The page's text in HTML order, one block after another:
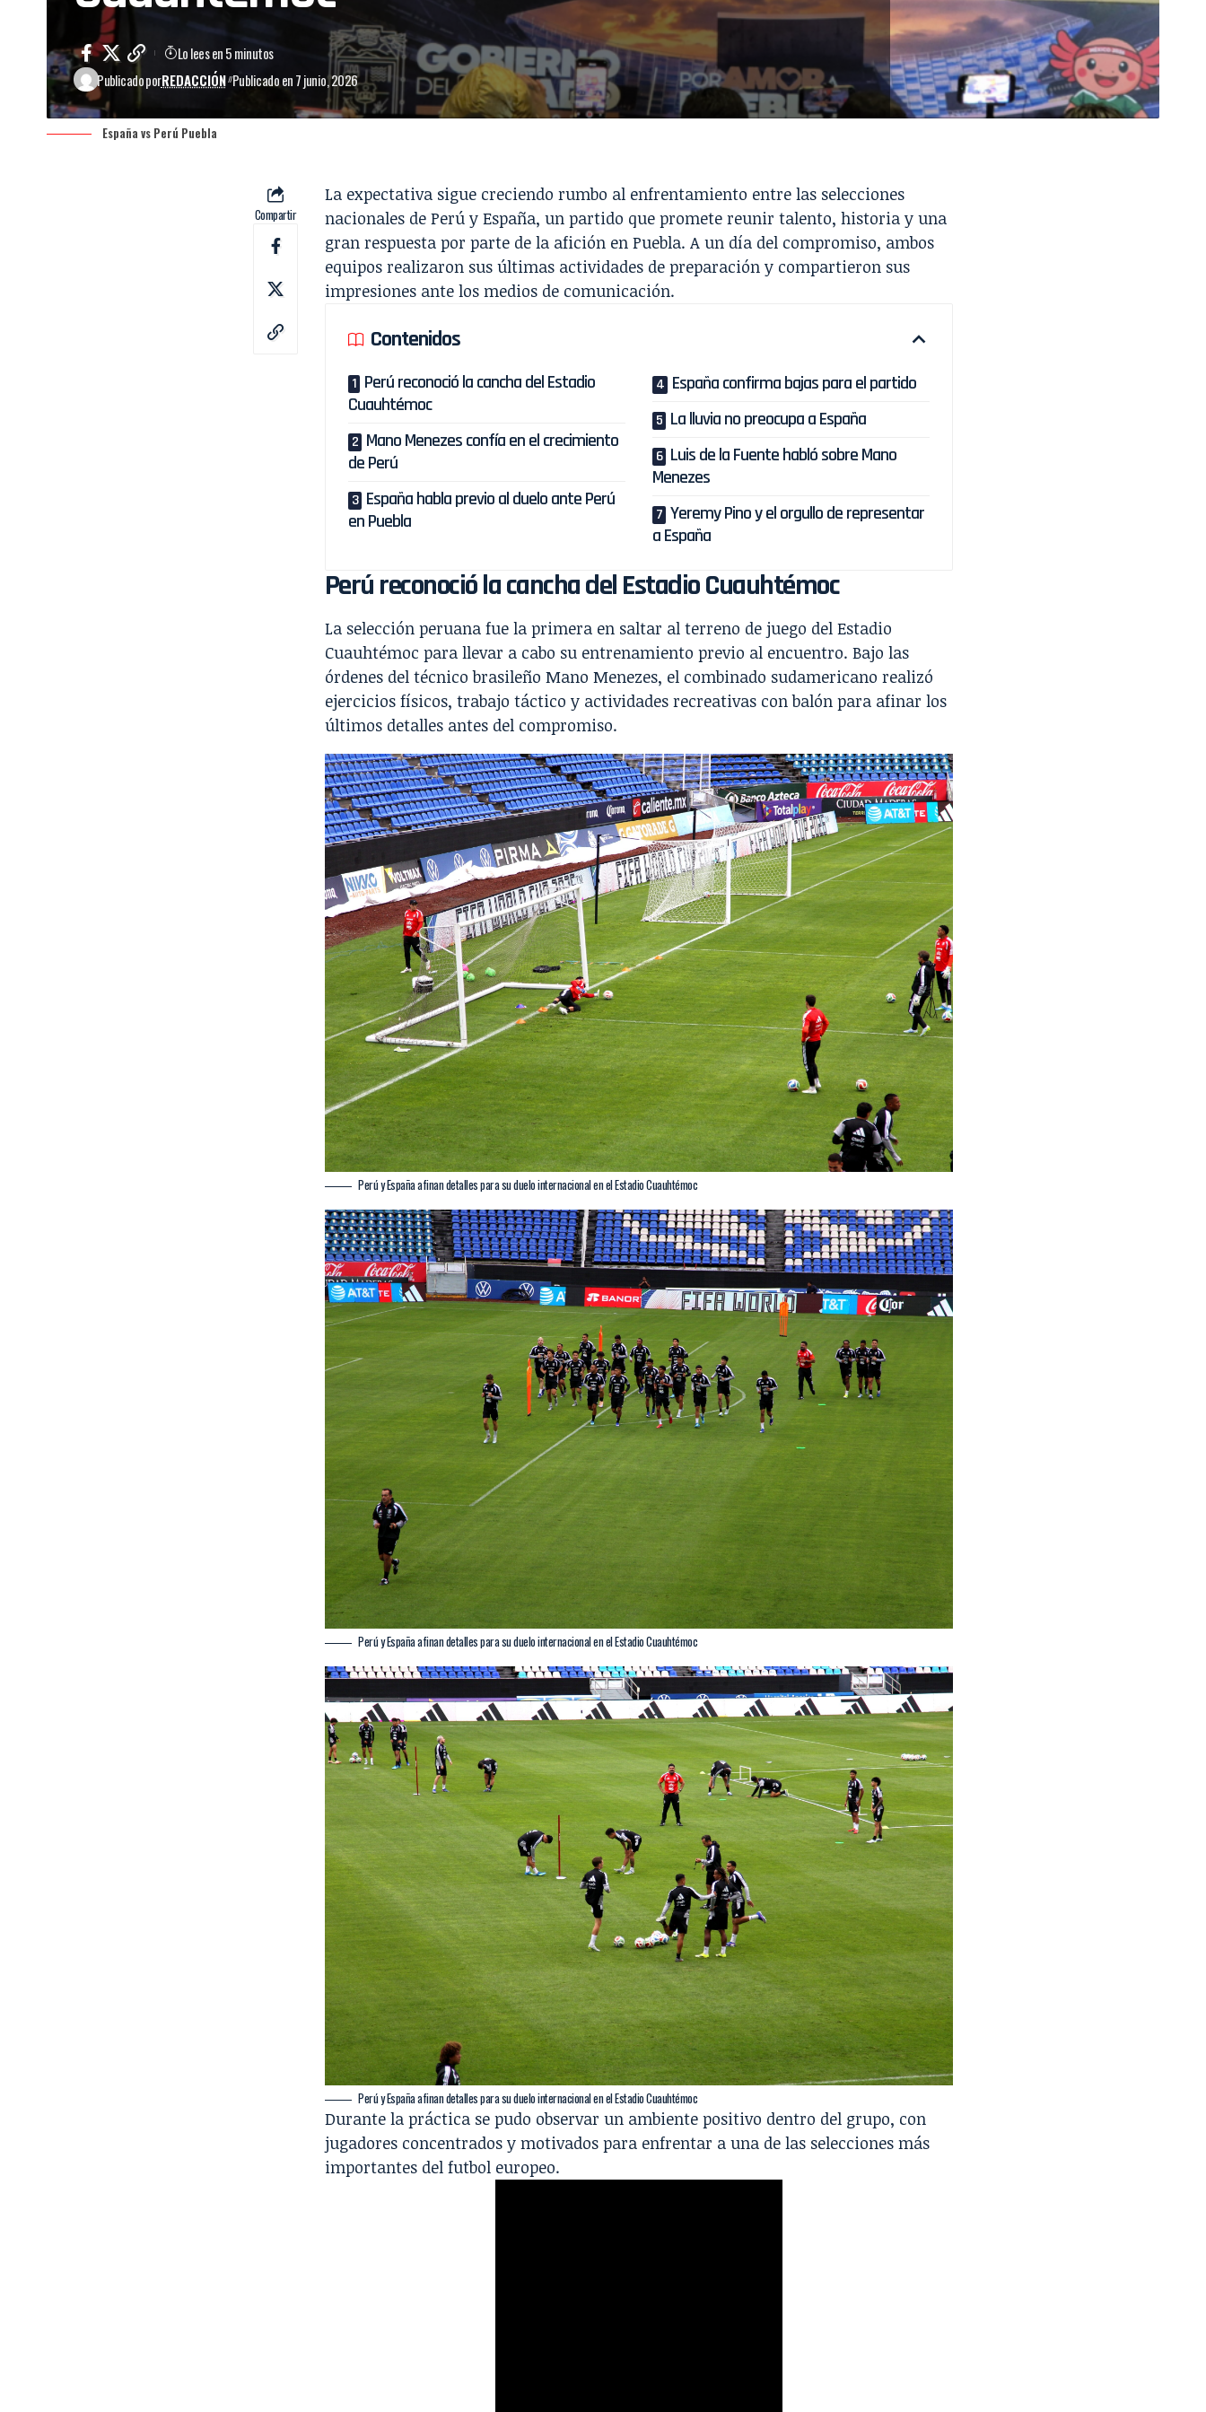
Publicado porREDACCIÓN Publicado en 7 junio, 2026
Lo lees en 5 minutos
España vs Perú Puebla
Compartir
La expectativa sigue creciendo rumbo al enfrentamiento entre las selecciones
nacionales de Perú y España, un partido que promete reunir talento, historia y una
gran respuesta por parte de la afición en Puebla. A un día del compromiso, ambos
equipos realizaron sus últimas actividades de preparación y compartieron sus
impresiones ante los medios de comunicación.
Contenidos
Perú reconoció la cancha del Estadio
Cuauhtémoc
Mano Menezes confía en el crecimiento
de Perú
España habla previo al duelo ante Perú
en Puebla
España confirma bajas para el partido
La lluvia no preocupa a España
Luis de la Fuente habló sobre Mano
Menezes
Yeremy Pino y el orgullo de representar
a España
Perú reconoció la cancha del Estadio Cuauhtémoc
La selección peruana fue la primera en saltar al terreno de juego del Estadio
Cuauhtémoc para llevar a cabo su entrenamiento previo al encuentro. Bajo las
órdenes del técnico brasileño Mano Menezes, el combinado sudamericano realizó
ejercicios físicos, trabajo táctico y actividades recreativas con balón para afinar los
últimos detalles antes del compromiso.
Perú y España afinan detalles para su duelo internacional en el Estadio Cuauhtémoc
Perú y España afinan detalles para su duelo internacional en el Estadio Cuauhtémoc
Perú y España afinan detalles para su duelo internacional en el Estadio Cuauhtémoc
Durante la práctica se pudo observar un ambiente positivo dentro del grupo, con
jugadores concentrados y motivados para enfrentar a una de las selecciones más
importantes del futbol europeo.